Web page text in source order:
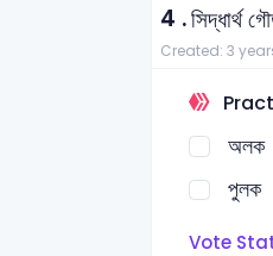
4 .সিদ্ধার্থ
Created: 3
অলক
পুলক
Vote